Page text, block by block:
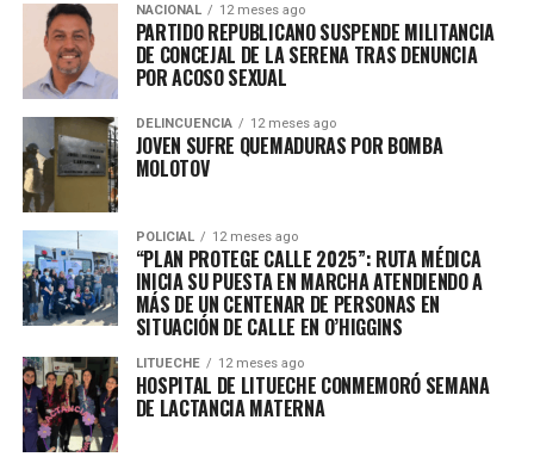
NACIONAL 12 meses ago
PARTIDO REPUBLICANO SUSPENDE MILITANCIA
DE CONCEJAL DE LA SERENA TRAS DENUNCIA
POR ACOSO SEXUAL
DELINCUENCIA 12 meses ago
JOVEN SUFRE QUEMADURAS POR BOMBA
MOLOTOV
POLICIAL 12 meses ago
“PLAN PROTEGE CALLE 2025”: RUTA MÉDICA
INICIA SU PUESTA EN MARCHA ATENDIENDO A
MÁS DE UN CENTENAR DE PERSONAS EN
SITUACIÓN DE CALLE EN O’HIGGINS
LITUECHE 12 meses ago
HOSPITAL DE LITUECHE CONMEMORÓ SEMANA
DE LACTANCIA MATERNA